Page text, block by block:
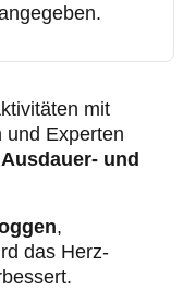
mit
und Experten
und
,
das Herz-